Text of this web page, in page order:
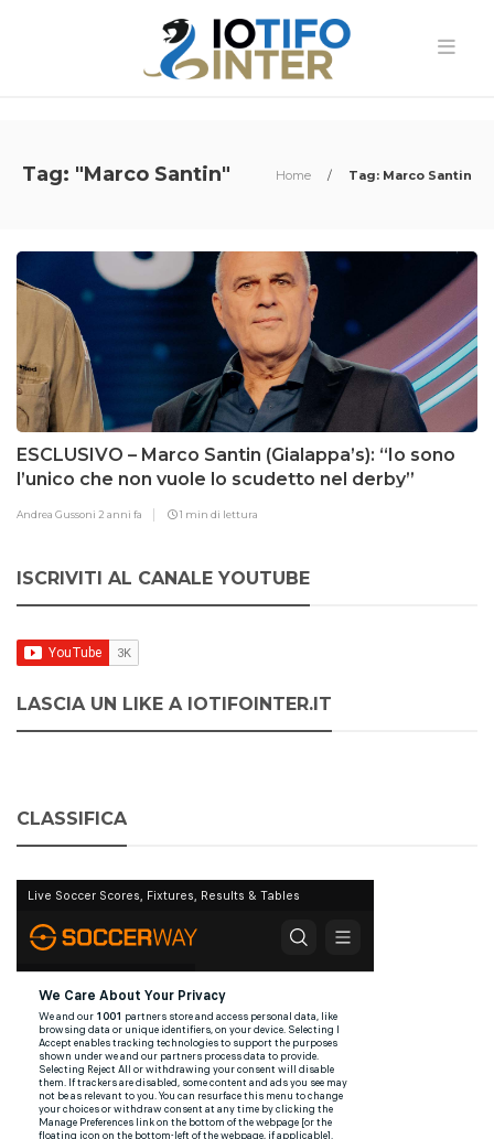
Tag: "Marco Santin" Home / Tag: Marco Santin
ESCLUSIVO – Marco Santin (Gialappa’s): “Io sono
l’unico che non vuole lo scudetto nel derby”
Andrea Gussoni 2 anni fa 1 min di lettura
ISCRIVITI AL CANALE YOUTUBE
LASCIA UN LIKE A IOTIFOINTER.IT
CLASSIFICA